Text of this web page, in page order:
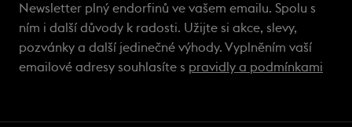
Newsletter plný endorfinů ve vašem emailu. Spolu s
ním i další důvody k radosti. Užijte si akce, slevy,
pozvánky a další jedinečné výhody. Vyplněním vaší
emailové adresy souhlasíte s pravidly a podmínkami